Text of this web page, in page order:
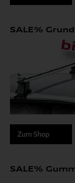
SALE%
Zum Shop
SALE%